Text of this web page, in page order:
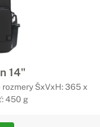
14"
rozmery ŠxVxH: 365 x
450 g